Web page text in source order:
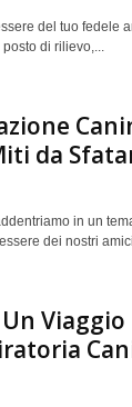
del tuo fedele
di rilievo,...
da
in un
dei nostri
Viaggio